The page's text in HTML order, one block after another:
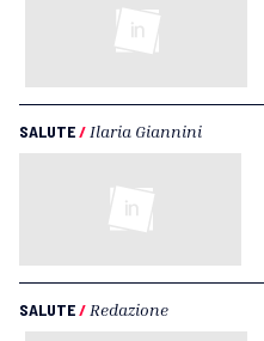
SALUTE/ Ilaria Giannini
SALUTE/ Redazione